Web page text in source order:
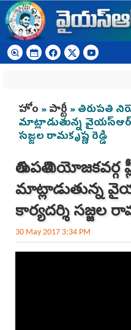
Skip to main content
You are here
హోం »పార్టీ » తిరుపతి
మాట్లాడుతున్న
సజ్జల రామకృష్ణ రెడ్డి
తిరుపతి
మాట్లాడుతున్న
కార్యదర్శి సజ్జల
30 May 2017 3:34 PM